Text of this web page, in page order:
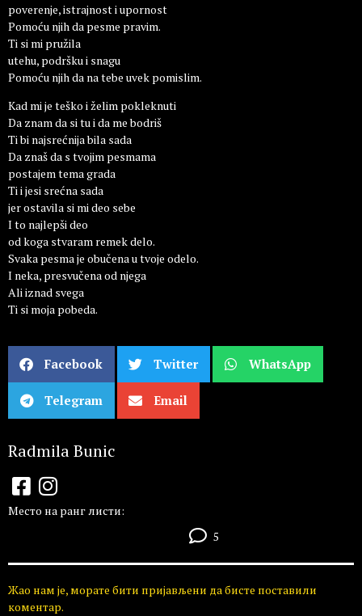
poverenje, istrajnost i upornost
Pomoću njih da pesme pravim.
Ti si mi pružila
utehu, podršku i snagu
Pomoću njih da na tebe uvek pomislim.
Kad mi je teško i želim pokleknuti
Da znam da si tu i da me bodriš
Ti bi najsrećnija bila sada
Da znaš da s tvojim pesmama
postajem tema grada
Ti i jesi srećna sada
jer ostavila si mi deo sebe
I to najlepši deo
od koga stvaram remek delo.
Svaka pesma je obučena u tvoje odelo.
I neka, presvučena od njega
Ali iznad svega
Ti si moja pobeda.
Facebook Twitter WhatsApp
Telegram Email
Radmila Bunic
Место на ранг листи:
5
Жао нам је, морате бити пријављени да бисте поставили
коментар.